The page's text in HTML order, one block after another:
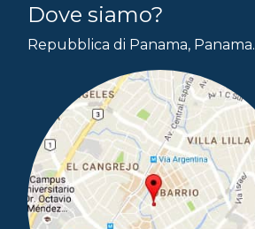
Dove siamo?
Repubblica di Panama, Panama.